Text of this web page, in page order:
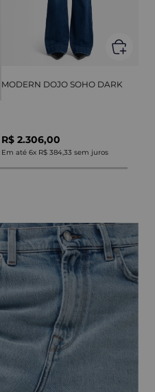
MODERN DOJO SOHO DARK
R$ 2.306,00
Em até 6x R$ 384,33 sem juros